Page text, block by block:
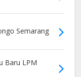
Semarang
Baru LPM